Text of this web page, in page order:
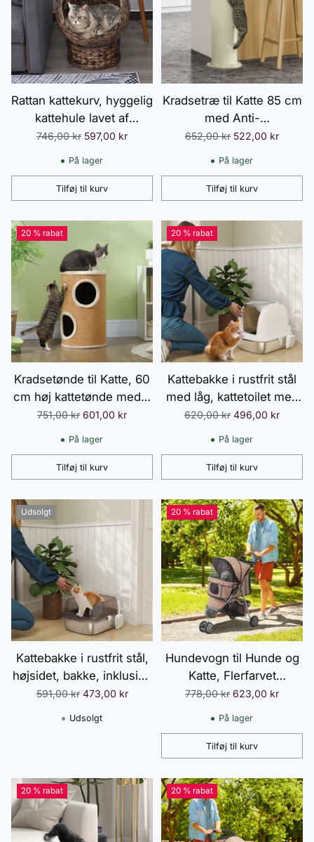
Rattan kattekurv, hyggelig
kattehule lavet af
vandhyacint, mørkebrun,
50x42x60cm, ideel til
Normalpris
746,00 kr 597,00 kr
På lager
Tilføj til kurv
Antal
Kradsetræ til Katte 85 cm
med Anti-
tippebeskyttelse, Sisalreb
og Plys i Cremehvid til
Normalpris
652,00 kr 522,00 kr
På lager
Tilføj til kurv
Antal
20 % rabat
Kradsetønde til Katte, 60
cm høj kattetønde med 2
huler, Kradsetræ, Sisal
kattetårn, til katte op til 5
Normalpris
751,00 kr 601,00 kr
På lager
Tilføj til kurv
Antal
20 % rabat
Kattebakke i rustfrit stål
med låg, kattetoilet med
bakke, kattebakke, til
katte under 5 kg, 52,4 x
Normalpris
620,00 kr 496,00 kr
På lager
Tilføj til kurv
Antal
Udsolgt
Kattebakke i rustfrit stål,
højsidet, bakke, inklusive
ske, til store katte,
53x42x27cm, trækulsgrå
Normalpris
591,00 kr 473,00 kr
Udsolgt
20 % rabat
Hundevogn til Hunde og
Katte, Flerfarvet
(Kaffebrun)
Normalpris
778,00 kr 623,00 kr
På lager
Tilføj til kurv
Antal
20 % rabat 20 % rabat